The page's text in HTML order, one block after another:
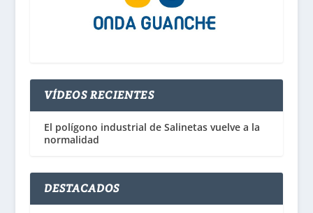
VÍDEOS RECIENTES
El polígono industrial de Salinetas vuelve a la
normalidad
DESTACADOS